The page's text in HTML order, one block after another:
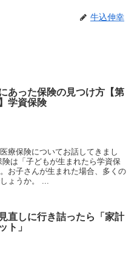
牛込伸幸
あった保険の見つけ方【第
学資保険
療保険についてお話してきまし
は「子どもが生まれたら学資保
お子さんが生まれた場合、多くの
ょうか。 ...
直しに行き詰ったら「家計
ト」